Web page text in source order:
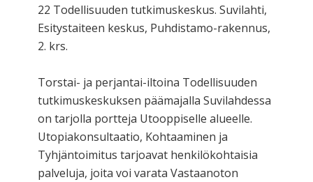
22 Todellisuuden tutkimuskeskus. Suvilahti,
Esitystaiteen keskus, Puhdistamo-rakennus,
2. krs.
Torstai- ja perjantai-iltoina Todellisuuden
tutkimuskeskuksen päämajalla Suvilahdessa
on tarjolla portteja Utooppiselle alueelle.
Utopiakonsultaatio, Kohtaaminen ja
Tyhjäntoimitus tarjoavat henkilökohtaisia
palveluja, joita voi varata Vastaanoton